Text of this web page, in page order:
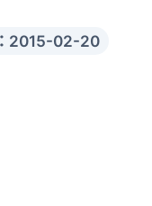
2015-02-20